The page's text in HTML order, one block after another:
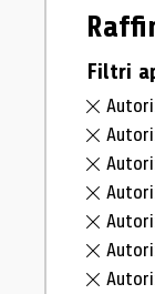
Filtri